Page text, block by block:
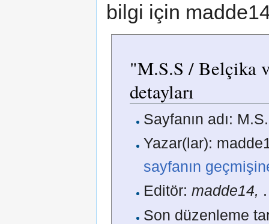
bilgi için
"M.S.S / Belçika
detayları
Sayfanın adı:
Yazar(lar):
sayfanın
Editör: madde14, .
Son düzenleme